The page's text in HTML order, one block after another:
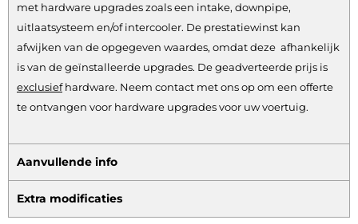
met hardware upgrades zoals een intake, downpipe,
uitlaatsysteem en/of intercooler. De prestatiewinst kan
afwijken van de opgegeven waardes, omdat deze afhankelijk
is van de geïnstalleerde upgrades. De geadverteerde prijs is
exclusiefhardware. Neem contact met ons op om een offerte
te ontvangen voor hardware upgrades voor uw voertuig.
Aanvullende info
Extra modificaties